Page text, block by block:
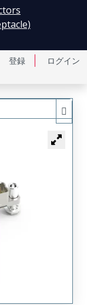
登録 ログイン